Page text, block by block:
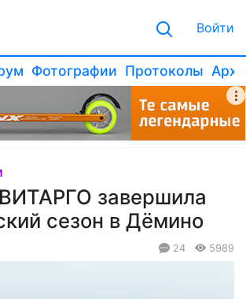
Войти
Фотографии Протоколы
завершила
сезон в Дёмино
24 5989